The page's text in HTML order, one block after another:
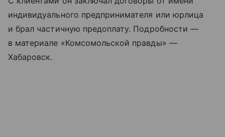
индивидуального предпринимателя или юрлица
и брал частичную предоплату. Подробности —
в материале «Комсомольской правды» —
Хабаровск.